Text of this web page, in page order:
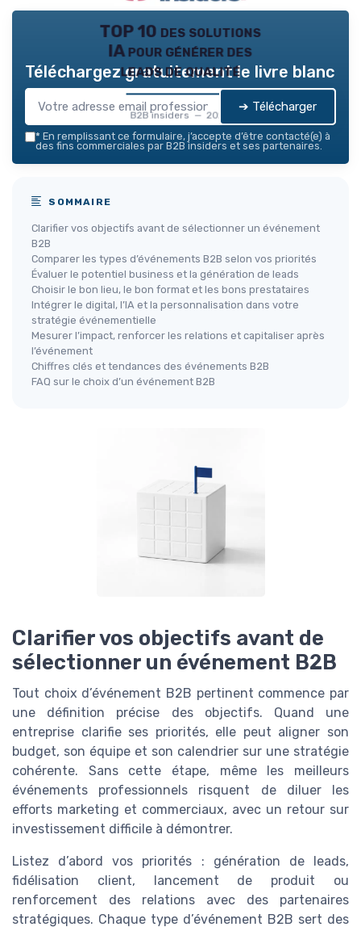
TOP 10 des solutions
IA pour générer des
leads de qualité
B2B insiders — 2026
Téléchargez gratuitement le livre blanc
➔ Télécharger
* En remplissant ce formulaire, j’accepte d’être contacté(e) à
des fins commerciales par B2B insiders et ses partenaires.
SOMMAIRE
Clarifier vos objectifs avant de sélectionner un événement
B2B
Comparer les types d’événements B2B selon vos priorités
Évaluer le potentiel business et la génération de leads
Choisir le bon lieu, le bon format et les bons prestataires
Intégrer le digital, l’IA et la personnalisation dans votre
stratégie événementielle
Mesurer l’impact, renforcer les relations et capitaliser après
l’événement
Chiffres clés et tendances des événements B2B
FAQ sur le choix d’un événement B2B
Clarifier vos objectifs avant de
sélectionner un événement B2B
Tout choix d’événement B2B pertinent commence par
une définition précise des objectifs. Quand une
entreprise clarifie ses priorités, elle peut aligner son
budget, son équipe et son calendrier sur une stratégie
cohérente. Sans cette étape, même les meilleurs
événements professionnels risquent de diluer les
efforts marketing et commerciaux, avec un retour sur
investissement difficile à démontrer.
Listez d’abord vos priorités : génération de leads,
fidélisation client, lancement de produit ou
renforcement des relations avec des partenaires
stratégiques. Chaque type d’événement B2B sert des